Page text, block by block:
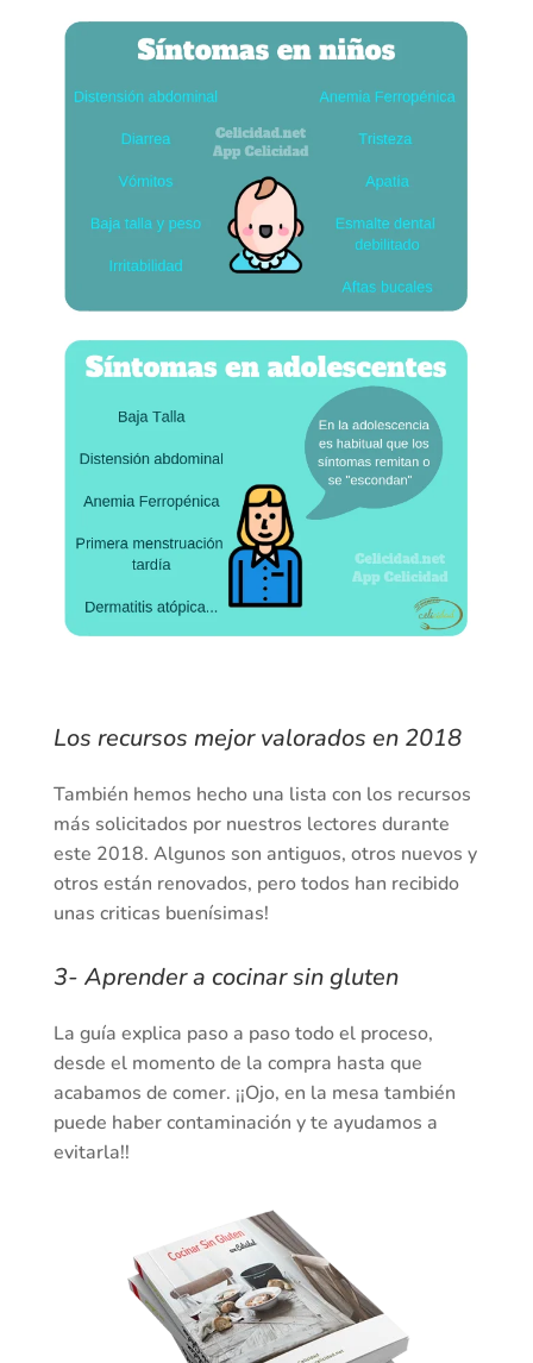
Los recursos mejor valorados en 2018
También hemos hecho una lista con los recursos
más solicitados por nuestros lectores durante
este 2018. Algunos son antiguos, otros nuevos y
otros están renovados, pero todos han recibido
unas criticas buenísimas!
3- Aprender a cocinar sin gluten
La guía explica paso a paso todo el proceso,
desde el momento de la compra hasta que
acabamos de comer. ¡¡Ojo, en la mesa también
puede haber contaminación y te ayudamos a
evitarla!!